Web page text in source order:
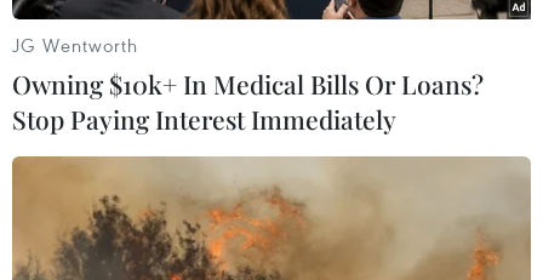
TIN LIÊN QUAN
JG Wentworth
Owning $10k+ In Medical Bills Or Loans?
Stop Paying Interest Immediately